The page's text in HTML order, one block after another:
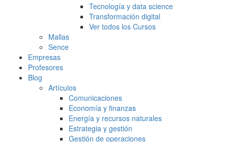
Tecnología y data science
Transformación digital
Ver todos los Cursos
Mallas
Sence
Empresas
Profesores
Blog
Artículos
Comunicaciones
Economía y finanzas
Energía y recursos naturales
Estrategia y gestión
Gestión de operaciones